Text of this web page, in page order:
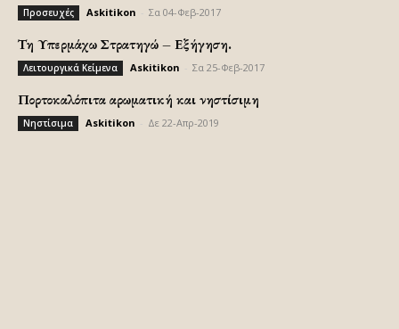
Προσευχές Askitikon Σα 04-Φεβ-2017
Τη Υπερμάχω Στρατηγώ – Εξήγηση.
Λειτουργικά Κείμενα Askitikon Σα 25-Φεβ-2017
Πορτοκαλόπιτα αρωματική και νηστίσιμη
Νηστίσιμα Askitikon Δε 22-Απρ-2019